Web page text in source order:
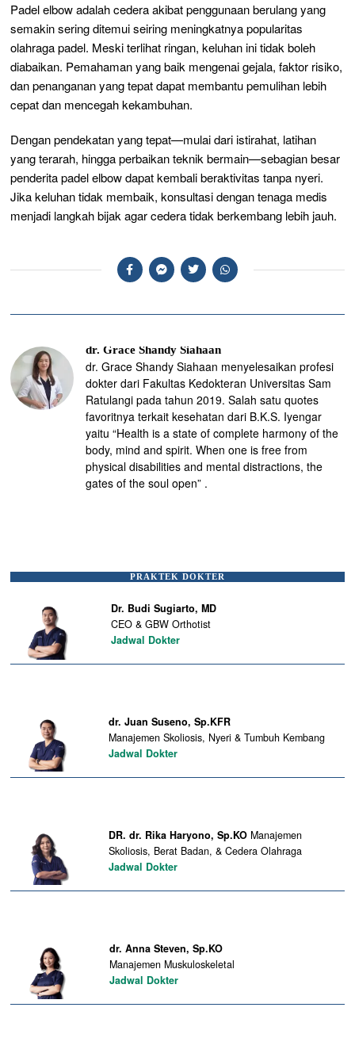
Padel elbow adalah cedera akibat penggunaan berulang yang
semakin sering ditemui seiring meningkatnya popularitas
olahraga padel. Meski terlihat ringan, keluhan ini tidak boleh
diabaikan. Pemahaman yang baik mengenai gejala, faktor risiko,
dan penanganan yang tepat dapat membantu pemulihan lebih
cepat dan mencegah kekambuhan.
Dengan pendekatan yang tepat—mulai dari istirahat, latihan
yang terarah, hingga perbaikan teknik bermain—sebagian besar
penderita padel elbow dapat kembali beraktivitas tanpa nyeri.
Jika keluhan tidak membaik, konsultasi dengan tenaga medis
menjadi langkah bijak agar cedera tidak berkembang lebih jauh.
dr. Grace Shandy Siahaan
dr. Grace Shandy Siahaan menyelesaikan profesi
dokter dari Fakultas Kedokteran Universitas Sam
Ratulangi pada tahun 2019. Salah satu quotes
favoritnya terkait kesehatan dari B.K.S. Iyengar
yaitu “Health is a state of complete harmony of the
body, mind and spirit. When one is free from
physical disabilities and mental distractions, the
gates of the soul open” .
PRAKTEK DOKTER
Dr. Budi Sugiarto, MD
CEO & GBW Orthotist
Jadwal Dokter
dr. Juan Suseno, Sp.KFR
Manajemen Skoliosis, Nyeri & Tumbuh Kembang
Jadwal Dokter
DR. dr. Rika Haryono, Sp.KO Manajemen
Skoliosis, Berat Badan, & Cedera Olahraga
Jadwal Dokter
dr. Anna Steven, Sp.KO
Manajemen Muskuloskeletal
Jadwal Dokter